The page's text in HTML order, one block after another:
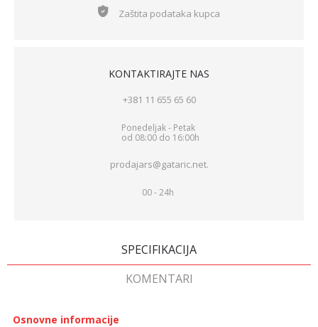
Zaštita podataka kupca
KONTAKTIRAJTE NAS
+381 11 655 65 60
Ponedeljak - Petak
od 08:00 do 16:00h
prodajars@gataric.net.
00 - 24h
SPECIFIKACIJA
KOMENTARI
Osnovne informacije